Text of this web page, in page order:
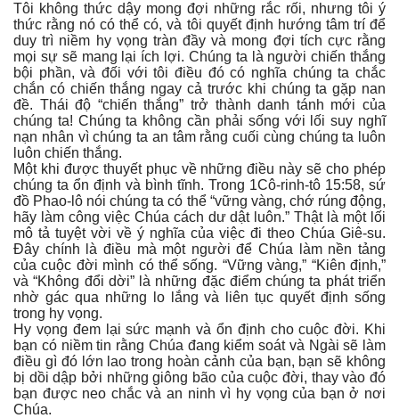
Tôi không thức dậy mong đợi những rắc rối, nhưng tôi ý
thức rằng nó có thể có, và tôi quyết định hướng tâm trí để
duy trì niềm hy vọng tràn đầy và mong đợi tích cực rằng
mọi sự sẽ mang lại ích lợi. Chúng ta là người chiến thắng
bội phần, và đối với tôi điều đó có nghĩa chúng ta chắc
chắn có chiến thắng ngay cả trước khi chúng ta gặp nan
đề. Thái độ “chiến thắng” trở thành danh tánh mới của
chúng ta! Chúng ta không cần phải sống với lối suy nghĩ
nạn nhân vì chúng ta an tâm rằng cuối cùng chúng ta luôn
luôn chiến thắng.
Một khi được thuyết phục về những điều này sẽ cho phép
chúng ta ổn định và bình tĩnh. Trong 1Cô-rinh-tô 15:58, sứ
đồ Phao-lô nói chúng ta có thể “vững vàng, chớ rúng động,
hãy làm công việc Chúa cách dư dật luôn.” Thật là một lối
mô tả tuyệt vời về ý nghĩa của việc đi theo Chúa Giê-su.
Đây chính là điều mà một người để Chúa làm nền tảng
của cuộc đời mình có thể sống. “Vững vàng,” “Kiên định,”
và “Không đổi dời” là những đặc điểm chúng ta phát triển
nhờ gác qua những lo lắng và liên tục quyết định sống
trong hy vọng.
Hy vọng đem lại sức mạnh và ổn định cho cuộc đời. Khi
bạn có niềm tin rằng Chúa đang kiểm soát và Ngài sẽ làm
điều gì đó lớn lao trong hoàn cảnh của bạn, bạn sẽ không
bị dồi dập bởi những giông bão của cuộc đời, thay vào đó
bạn được neo chắc và an ninh vì hy vọng của bạn ở nơi
Chúa.